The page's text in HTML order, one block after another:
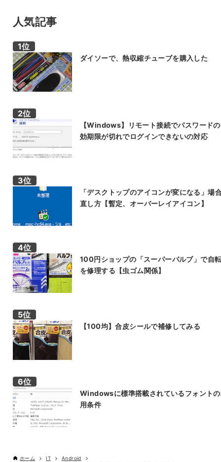
人気記事
ダイソーで、熱収縮チューブを購入した
【Windows】リモート接続でパスワード
効期限が切れでログインできないの対応
「デスクトップのアイコンが変になる」場
直し方【暫定、オーバーレイアイコン】
100円ショップの「スーパーバルブ」で自
を修理する【虫ゴム関係】
【100均】合皮シールで補修してみる
Windowsに標準搭載されているフォント
用条件
ホーム IT
Android